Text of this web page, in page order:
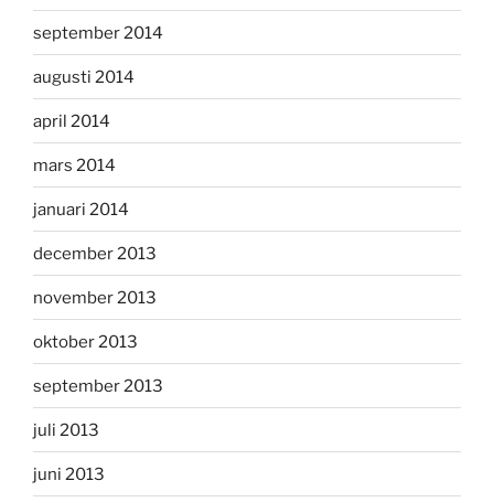
september 2014
augusti 2014
april 2014
mars 2014
januari 2014
december 2013
november 2013
oktober 2013
september 2013
juli 2013
juni 2013